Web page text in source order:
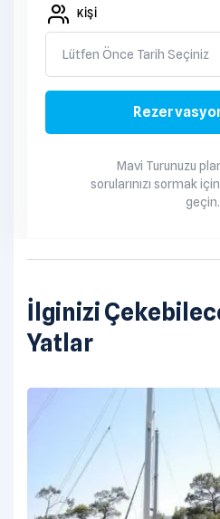
değişen bir bedel ödeyerek
herşey dahil tatilinizi
dilediğiniz şekilde temin edip
yapılmaktadır. Kumanya
personeli de dikkate alınır.
KIŞI
Lütfen Önce Tarih Seçiniz
Mavi Turunuzu
sorularınızı sormak
geçin.
İlginizi
Yatlar